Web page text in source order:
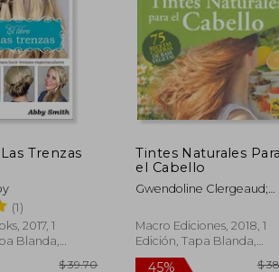
Trenzas
(1)
2017, 1
Blanda,
Tintes Naturales Para
el Cabello
Gwendoline Clergeaud;
Macro Ediciones, 2018, 1
Edición, Tapa Blanda,
Nuevo